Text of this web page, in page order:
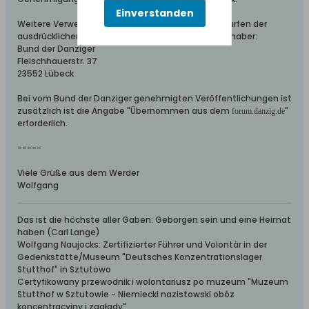
Weitere Verwendungen / Veröffentlichungen bedürfen der
ausdrücklichen Genehmigung durch den Rechteinhaber:
Bund der Danziger
Fleischhauerstr. 37
23552 Lübeck
Bei vom Bund der Danziger genehmigten Veröffentlichungen ist
zusätzlich ist die Angabe "Übernommen aus dem forum.danzig.de"
erforderlich.
-----
Viele Grüße aus dem Werder
Wolfgang
Das ist die höchste aller Gaben: Geborgen sein und eine Heimat
haben (Carl Lange)
Wolfgang Naujocks: Zertifizierter Führer und Volontär in der
Gedenkstätte/Museum "Deutsches Konzentrationslager
Stutthof" in Sztutowo
Certyfikowany przewodnik i wolontariusz po muzeum "Muzeum
Stutthof w Sztutowie - Niemiecki nazistowski obóz
koncentracyjny i zagłady"
Einverstanden